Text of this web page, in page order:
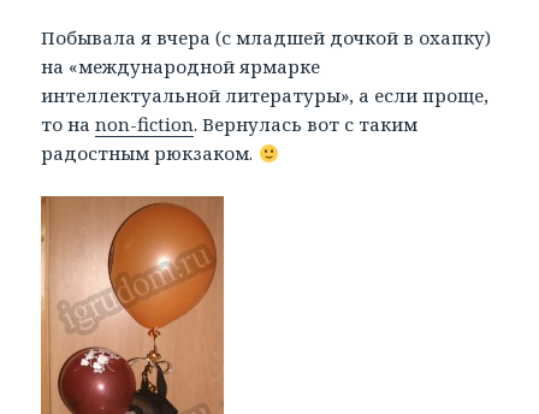
Побывала я вчера (с младшей дочкой в охапку)
на «международной ярмарке
интеллектуальной литературы», а если проще,
то наnon-fiction. Вернулась вот с таким
радостным рюкзаком.